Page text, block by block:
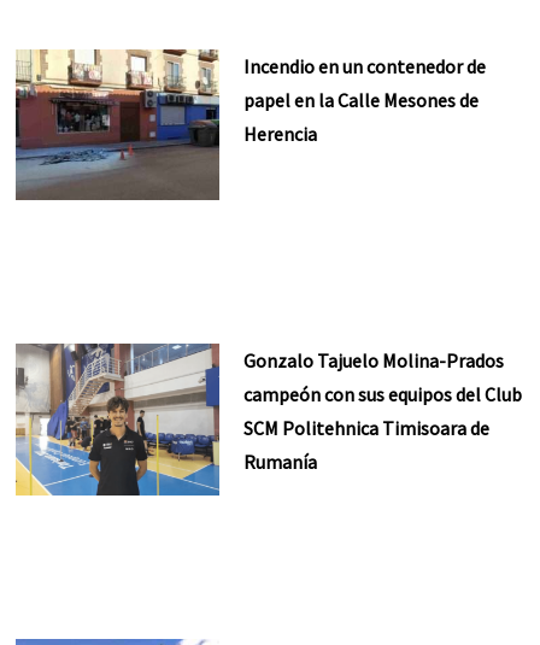
Incendio en un contenedor de
papel en la Calle Mesones de
Herencia
Gonzalo Tajuelo Molina-Prados
campeón con sus equipos del Club
SCM Politehnica Timisoara de
Rumanía